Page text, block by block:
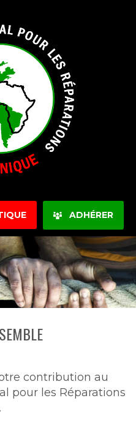
ADHÉRER
contribution au
pour les Réparations